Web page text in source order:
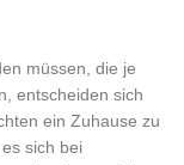
müssen, die je
entscheiden sich
ein Zuhause zu
sich bei